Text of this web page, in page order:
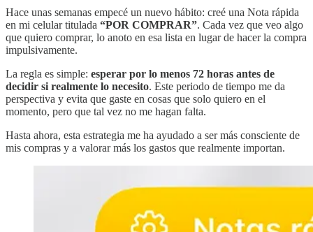
Hace unas semanas empecé un nuevo hábito: creé una Nota rápida
en mi celular titulada “POR COMPRAR”. Cada vez que veo algo
que quiero comprar, lo anoto en esa lista en lugar de hacer la compra
impulsivamente.
La regla es simple: esperar por lo menos 72 horas antes de
decidir si realmente lo necesito. Este periodo de tiempo me da
perspectiva y evita que gaste en cosas que solo quiero en el
momento, pero que tal vez no me hagan falta.
Hasta ahora, esta estrategia me ha ayudado a ser más consciente de
mis compras y a valorar más los gastos que realmente importan.